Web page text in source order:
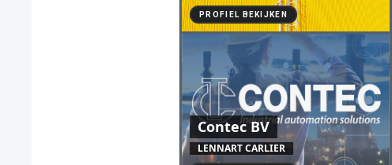
PROFIEL BEKIJKEN
Contec BV
LENNART CARLIER